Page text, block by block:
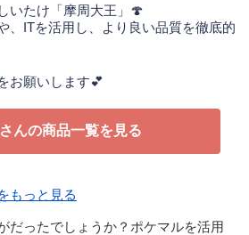
いたけ「摩周大王」🍄
、ITを活用し、より良い品質を徹底的
お願いします💕
んの商品一覧を見る
もっと見る
だったでしょうか？ポケマルを活用